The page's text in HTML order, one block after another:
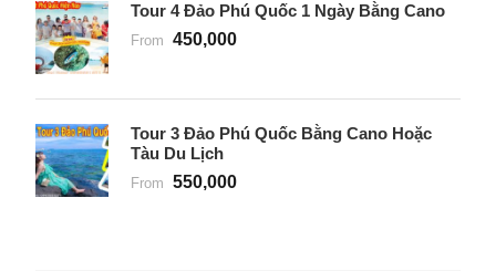
Tour 4 Đảo Phú Quốc 1 Ngày Bằng Cano
From 450,000
Tour 3 Đảo Phú Quốc Bằng Cano Hoặc
Tàu Du Lịch
From 550,000